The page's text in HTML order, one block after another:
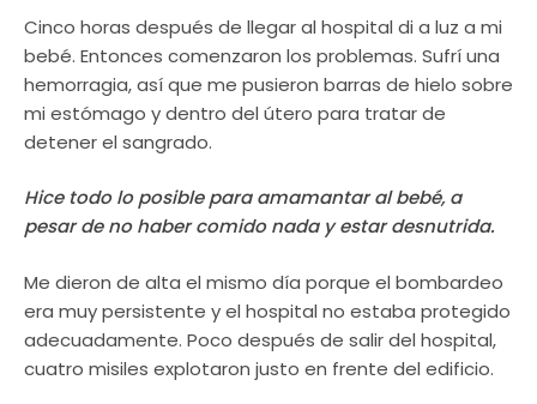
Cinco horas después de llegar al hospital di a luz a mi
bebé. Entonces comenzaron los problemas. Sufrí una
hemorragia, así que me pusieron barras de hielo sobre
mi estómago y dentro del útero para tratar de
detener el sangrado.
Hice todo lo posible para amamantar al bebé, a
pesar de no haber comido nada y estar desnutrida.
Me dieron de alta el mismo día porque el bombardeo
era muy persistente y el hospital no estaba protegido
adecuadamente. Poco después de salir del hospital,
cuatro misiles explotaron justo en frente del edificio.